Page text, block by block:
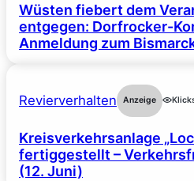
Wüsten fiebert dem
entgegen: Dorfrocker-
Anmeldung zum
Revierverhalten Anzeige
Kreisverkehrsanlage
fertiggestellt –
(12. Juni)